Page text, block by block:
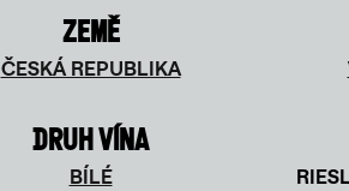
ZEMĚ
ČESKÁ REPUBLIKA
DRUH VÍNA
BÍLÉ